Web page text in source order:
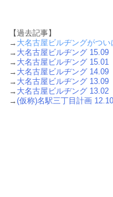
【過去記事】
→ 大名古屋ビルヂングがつ
→ 大名古屋ビルヂング 15.09
→ 大名古屋ビルヂング 15.01
→ 大名古屋ビルヂング 14.09
→ 大名古屋ビルヂング 13.09
→ 大名古屋ビルヂング 13.02
→(仮称)名駅三丁目計画 12.10